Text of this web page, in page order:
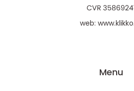
web:
Menu